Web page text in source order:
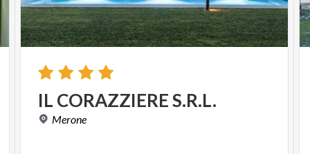
IL CORAZZIERES.R.L.
Merone